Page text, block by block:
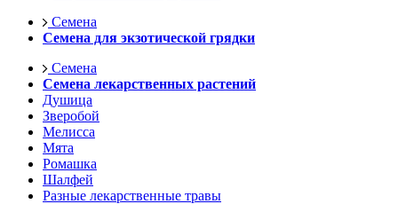
Семена
Семена для экзотической грядки
Семена
Семена лекарственных растений
Душица
Зверобой
Мелисса
Мята
Ромашка
Шалфей
Разные лекарственные травы